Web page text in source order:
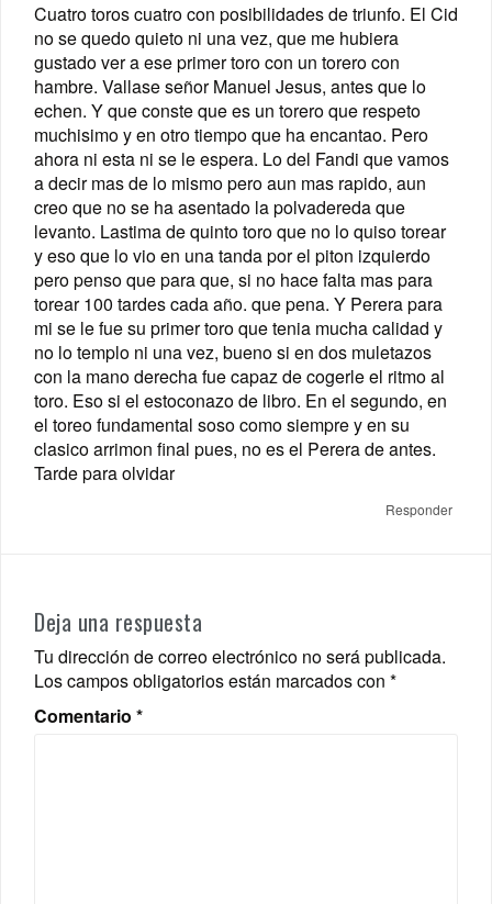
Cuatro toros cuatro con posibilidades de triunfo. El Cid
no se quedo quieto ni una vez, que me hubiera
gustado ver a ese primer toro con un torero con
hambre. Vallase señor Manuel Jesus, antes que lo
echen. Y que conste que es un torero que respeto
muchisimo y en otro tiempo que ha encantao. Pero
ahora ni esta ni se le espera. Lo del Fandi que vamos
a decir mas de lo mismo pero aun mas rapido, aun
creo que no se ha asentado la polvadereda que
levanto. Lastima de quinto toro que no lo quiso torear
y eso que lo vio en una tanda por el piton izquierdo
pero penso que para que, si no hace falta mas para
torear 100 tardes cada año. que pena. Y Perera para
mi se le fue su primer toro que tenia mucha calidad y
no lo templo ni una vez, bueno si en dos muletazos
con la mano derecha fue capaz de cogerle el ritmo al
toro. Eso si el estoconazo de libro. En el segundo, en
el toreo fundamental soso como siempre y en su
clasico arrimon final pues, no es el Perera de antes.
Tarde para olvidar
Responder
Deja una respuesta
Tu dirección de correo electrónico no será publicada.
Los campos obligatorios están marcados con *
Comentario *